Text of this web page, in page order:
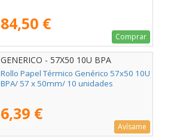
84,50 €
Comprar
GENERICO - 57X50 10U BPA
Rollo Papel Térmico Genérico 57x50 10U
BPA/ 57 x 50mm/ 10 unidades
6,39 €
Avísame